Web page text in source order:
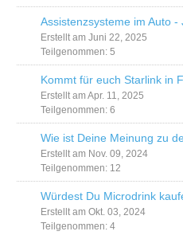
Assistenzsysteme im Auto -
Erstellt am Juni 22, 2025
Teilgenommen: 5
Kommt für euch Starlink in
Erstellt am Apr. 11, 2025
Teilgenommen: 6
Wie ist Deine Meinung zu
Erstellt am Nov. 09, 2024
Teilgenommen: 12
Würdest Du Microdrink
Erstellt am Okt. 03, 2024
Teilgenommen: 4